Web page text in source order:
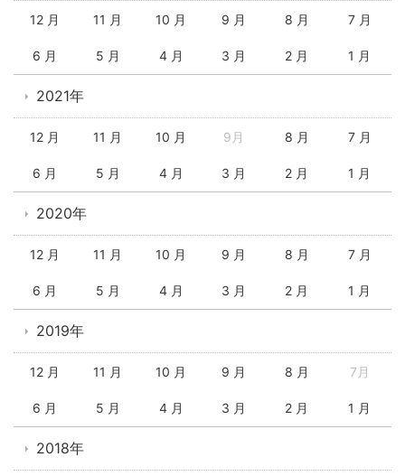
12 月 11 月 10 月 9 月 8 月 7 月
6 月 5 月 4 月 3 月 2 月 1 月
2021年
12 月 11 月 10 月 9月 8 月 7 月
6 月 5 月 4 月 3 月 2 月 1 月
2020年
12 月 11 月 10 月 9 月 8 月 7 月
6 月 5 月 4 月 3 月 2 月 1 月
2019年
12 月 11 月 10 月 9 月 8 月 7月
6 月 5 月 4 月 3 月 2 月 1 月
2018年